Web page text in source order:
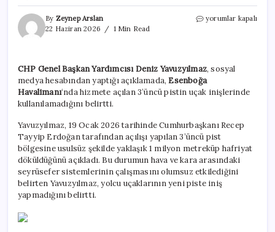
By Zeynep Arslan
22 Haziran 2026
1 Min Read
Esenboğa’da
kullanılamıyor!
CHP’li
Deniz
skandalını
açıkladı
için
yorumlar kapalı
CHP Genel Başkan Yardımcısı Deniz Yavuzyılmaz, sosyal
medya hesabından yaptığı açıklamada,Esenboğa
Havalimanı‘nda hizmete açılan 3’üncü pistin uçak inişlerinde
kullanılamadığını belirtti.
Yavuzyılmaz, 19 Ocak 2026 tarihinde Cumhurbaşkanı Recep
Tayyip Erdoğan tarafından açılışı yapılan 3’üncü pist
bölgesine usulsüz şekilde yaklaşık 1 milyon metreküp hafriyat
döküldüğünü açıkladı. Bu durumun hava ve kara arasındaki
seyrüsefer sistemlerinin çalışmasını olumsuz etkilediğini
belirten Yavuzyılmaz, yolcu uçaklarının yeni piste iniş
yapmadığını belirtti.